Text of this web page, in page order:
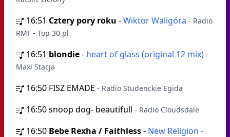
16:51 Cztery pory roku -Wiktor Waligóra - Radio
RMF - Top 30 pl
16:51 blondie- heart of glass (original 12 mix) -
Maxi Stacja
16:50 FISZ EMADE - Radio Studenckie Egida
16:50snoop dog- beautifull - Radio Cloudsdale
16:50 Bebe Rexha / Faithless- New Religion -